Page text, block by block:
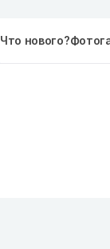
Что нового?